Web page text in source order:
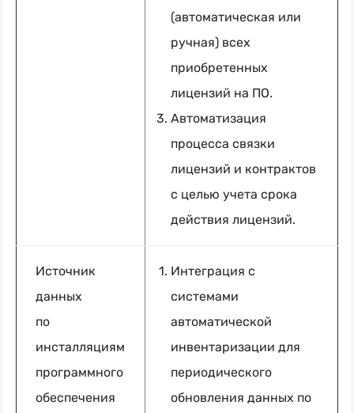
(автоматическая или
ручная) всех
приобретенных
лицензий на ПО.
Автоматизация
процесса связки
лицензий и контрактов
с целью учета срока
действия лицензий.
Источник
данных
по
инсталляциям
программного
обеспечения
Интеграция с
системами
автоматической
инвентаризации для
периодического
обновления данных по